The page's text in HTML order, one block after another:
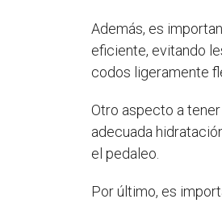
Además, es
eficiente, evitando
codos ligeramente
Otro aspecto a
adecuada
el pedaleo.
Por último, es